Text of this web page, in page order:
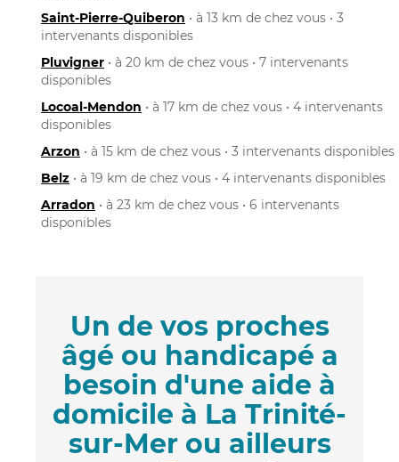
Saint-Pierre-Quiberon • à 13 km de chez vous • 3
intervenants disponibles
Pluvigner • à 20 km de chez vous • 7 intervenants
disponibles
Locoal-Mendon • à 17 km de chez vous • 4 intervenants
disponibles
Arzon • à 15 km de chez vous • 3 intervenants disponibles
Belz • à 19 km de chez vous • 4 intervenants disponibles
Arradon • à 23 km de chez vous • 6 intervenants
disponibles
Un de vos proches
âgé ou handicapé a
besoin d'une aide à
domicile à La Trinité-
sur-Mer ou ailleurs